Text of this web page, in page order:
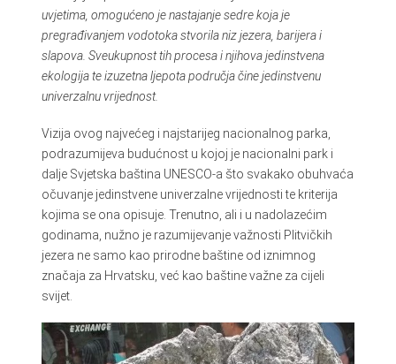
uvjetima, omogućeno je nastajanje sedre koja je
pregrađivanjem vodotoka stvorila niz jezera, barijera i
slapova. Sveukupnost tih procesa i njihova jedinstvena
ekologija te izuzetna ljepota područja čine jedinstvenu
univerzalnu vrijednost.
Vizija ovog najvećeg i najstarijeg nacionalnog parka,
podrazumijeva budućnost u kojoj je nacionalni park i
dalje Svjetska baština UNESCO-a što svakako obuhvaća
očuvanje jedinstvene univerzalne vrijednosti te kriterija
kojima se ona opisuje. Trenutno, ali i u nadolazećim
godinama, nužno je razumijevanje važnosti Plitvičkih
jezera ne samo kao prirodne baštine od iznimnog
značaja za Hrvatsku, već kao baštine važne za cijeli
svijet.